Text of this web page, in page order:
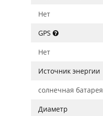
Нет
GPS
Нет
Источник энергии
солнечная батарея
Диаметр